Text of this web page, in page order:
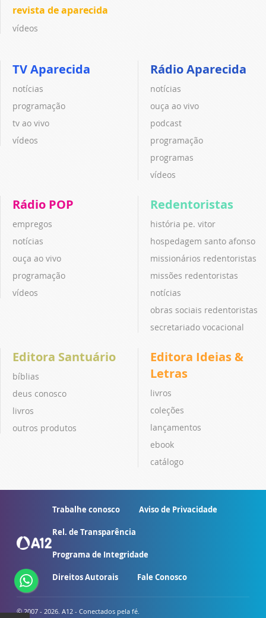
revista de aparecida
vídeos
TV Aparecida
notícias
programação
tv ao vivo
vídeos
Rádio Aparecida
notícias
ouça ao vivo
podcast
programação
programas
vídeos
Rádio POP
empregos
notícias
ouça ao vivo
programação
vídeos
Redentoristas
história pe. vitor
hospedagem santo afonso
missionários redentoristas
missões redentoristas
notícias
obras sociais redentoristas
secretariado vocacional
Editora Santuário
bíblias
deus conosco
livros
outros produtos
Editora Ideias &
Letras
livros
coleções
lançamentos
ebook
catálogo
Trabalhe conosco Aviso de Privacidade
Rel. de Transparência
Programa de Integridade
Direitos Autorais Fale Conosco
© 2007 - 2026. A12 - Conectados pela fé.